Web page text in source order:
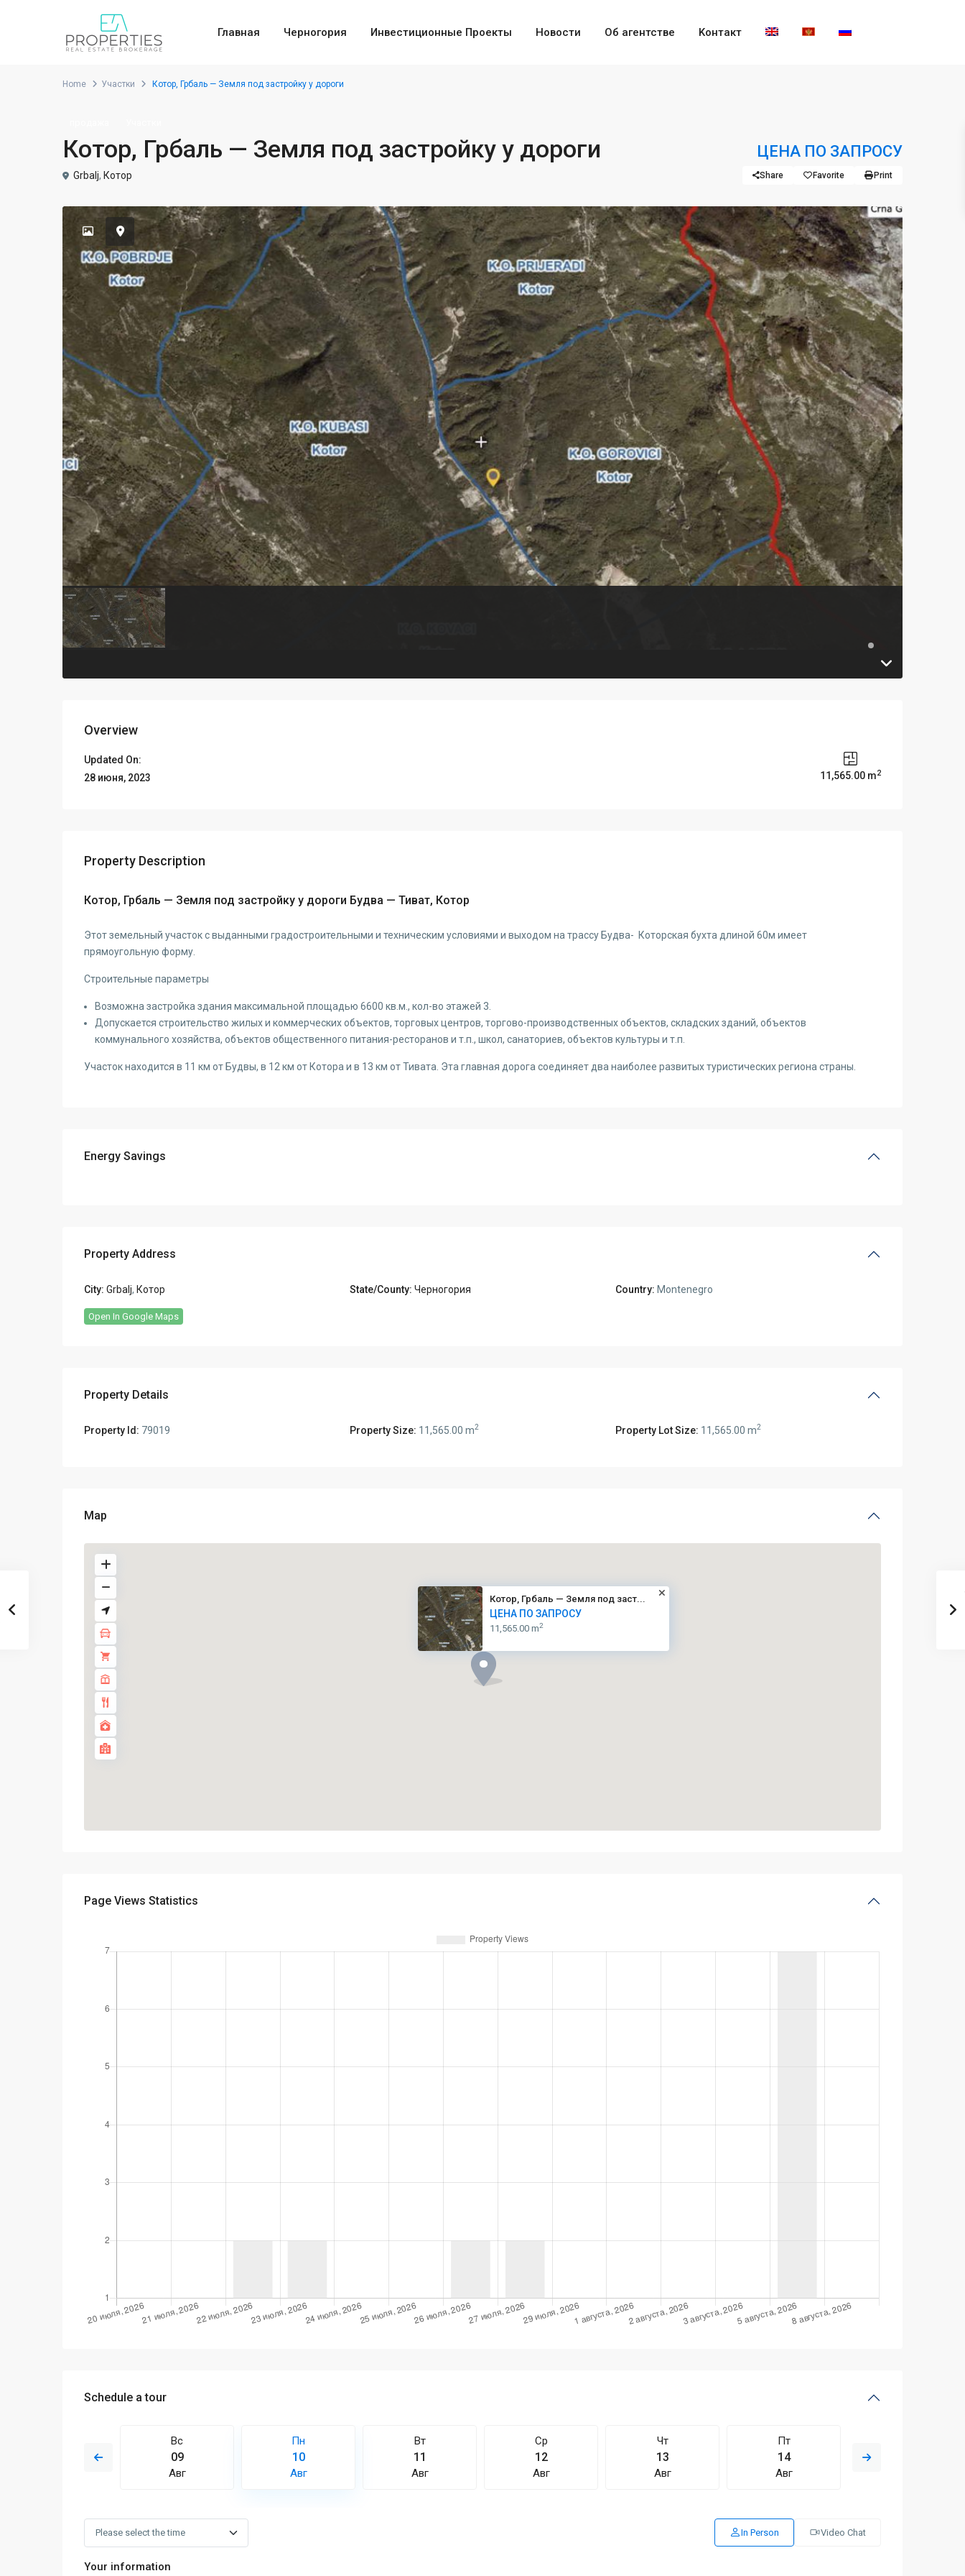
Главная Черногория Инвестиционные Проекты Новости Об агентстве Kонтакт
Home Участки Котор, Грбаль — Земля под застройку у дороги
Котор, Грбаль — Земля под застройку у дороги ЦЕНА ПО ЗАПРОСУ
Grbalj, Котор Share Favorite Print
Overview
Updated On:
28 июня, 2023
11,565.00 m2
Property Description
Котор, Грбаль — Земля под застройку у дороги Будва — Тиват, Котор
Этот земельный участок с выданными градостроительными и техническим условиями и выходом на трассу Будва- Которская бухта длиной 60м имеет
прямоугольную форму.
Строительные параметры
Возможна застройка здания максимальной площадью 6600 кв.м., кол-во этажей 3.
Допускается строительство жилых и коммерческих объектов, торговых центров, торгово-производственных объектов, складских зданий, объектов
коммунального хозяйства, объектов общественного питания-ресторанов и т.п., школ, санаториев, объектов культуры и т.п.
Участок находится в 11 км от Будвы, в 12 км от Котора и в 13 км от Тивата. Эта главная дорога соединяет два наиболее развитых туристических региона страны.
Energy Savings
Property Address
City: Grbalj, Котор State/County: Черногория Country: Montenegro
Open In Google Maps
Property Details
Property Id: 79019 Property Size: 11,565.00 m2 Property Lot Size: 11,565.00 m2
Map
Котор, Грбаль — Земля под заст...
ЦЕНА ПО ЗАПРОСУ
11,565.00 m2
Page Views Statistics
Schedule a tour
Вс
09
Авг
Пн
10
Авг
Вт
11
Авг
Ср
12
Авг
Чт
13
Авг
Пт
14
Авг
In Person Video Chat
Your information